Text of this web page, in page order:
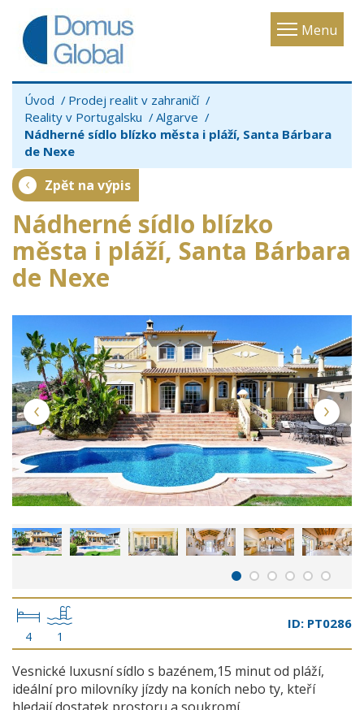
Menu
Toggle
Úvod
Prodej realit v zahraničí
Reality v Portugalsku
Algarve
Nádherné sídlo blízko města i pláží, Santa Bárbara
de Nexe
Zpět na výpis
Nádherné sídlo blízko
města i pláží, Santa Bárbara
de Nexe
4 1
ID: PT0286
Vesnické luxusní sídlo s bazénem,15 minut od pláží,
ideální pro milovníky jízdy na koních nebo ty, kteří